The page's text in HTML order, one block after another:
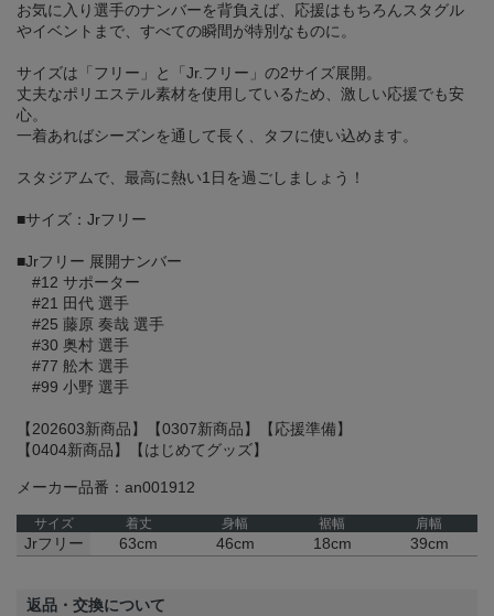
お気に入り選手のナンバーを背負えば、応援はもちろんスタグル
やイベントまで、すべての瞬間が特別なものに。
サイズは「フリー」と「Jr.フリー」の2サイズ展開。
丈夫なポリエステル素材を使用しているため、激しい応援でも安
心。
一着あればシーズンを通して長く、タフに使い込めます。
スタジアムで、最高に熱い1日を過ごしましょう！
■サイズ：Jrフリー
■Jrフリー 展開ナンバー
#12 サポーター
#21 田代 選手
#25 藤原 奏哉 選手
#30 奥村 選手
#77 舩木 選手
#99 小野 選手
【202603新商品】【0307新商品】【応援準備】
【0404新商品】【はじめてグッズ】
メーカー品番：an001912
サイズ 着丈 身幅 裾幅 肩幅
Jrフリー 63cm 46cm 18cm 39cm
返品・交換について